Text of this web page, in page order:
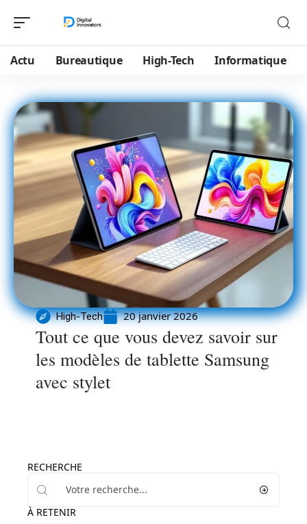
Actu Bureautique High-Tech Informatique
High-Tech 20 janvier 2026
Tout ce que vous devez savoir sur
les modèles de tablette Samsung
avec stylet
RECHERCHE
À RETENIR